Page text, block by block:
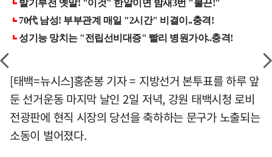
[태백=뉴시스]홍춘봉 기자 = 지방선거 본투표를 하루 앞
둔 선거운동 마지막 날인 2일 저녁, 강원 태백시청 로비
전광판에 현직 시장의 당선을 축하하는 문구가 노출되는
소동이 벌어졌다.